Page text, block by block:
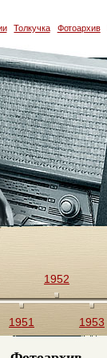
Толкучка Фотоархив
1951
1952
1953